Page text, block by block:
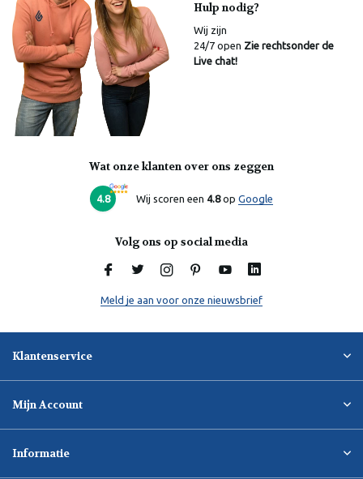
Hulp nodig?
Wij zijn
24/7 open Zie rechtsonder de
Live chat!
Wat onze klanten over ons zeggen
4.8 Wij scoren een 4.8op Google
Volg ons op social media
Meld je aan voor onze nieuwsbrief
Klantenservice
Mijn Account
Informatie
Online